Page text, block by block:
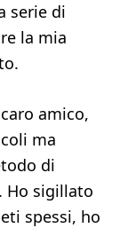
serie di
la mia
amico,
ma
di
Ho sigillato
spessi, ho